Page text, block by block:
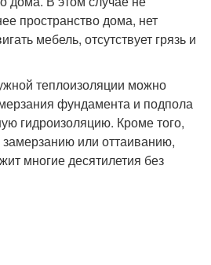
пространство дома, нет
мебель, отсутствует грязь и
теплоизоляции можно
фундамента и подпола
гидроизоляцию. Кроме того,
замерзанию или оттаиванию,
многие десятилетия без